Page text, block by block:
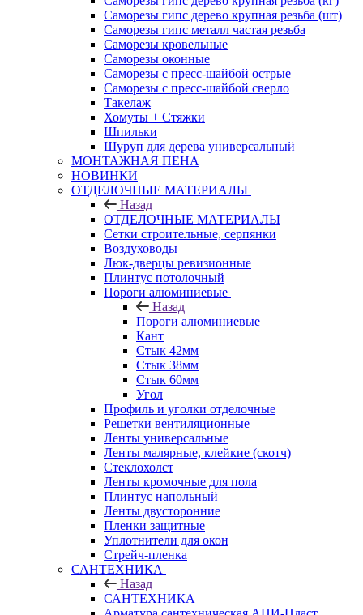
Саморезы гипс дерево крупная резьба (шт)
Саморезы гипс металл частая резьба
Саморезы кровельные
Саморезы оконные
Саморезы с пресс-шайбой острые
Саморезы с пресс-шайбой сверло
Такелаж
Хомуты + Стяжки
Шпильки
Шуруп для дерева универсальный
МОНТАЖНАЯ ПЕНА
НОВИНКИ
ОТДЕЛОЧНЫЕ МАТЕРИАЛЫ
Назад
ОТДЕЛОЧНЫЕ МАТЕРИАЛЫ
Сетки строительные, серпянки
Воздуховоды
Люк-дверцы ревизионные
Плинтус потолочный
Пороги алюминиевые
Назад
Пороги алюминиевые
Кант
Стык 42мм
Стык 38мм
Стык 60мм
Угол
Профиль и уголки отделочные
Решетки вентиляционные
Ленты универсальные
Ленты малярные, клейкие (скотч)
Стеклохолст
Ленты кромочные для пола
Плинтус напольный
Ленты двусторонние
Пленки защитные
Уплотнители для окон
Стрейч-пленка
САНТЕХНИКА
Назад
САНТЕХНИКА